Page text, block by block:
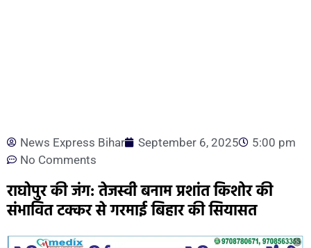
News Express Bihar September 6, 2025
5:00 pm
No Comments
राघोपुर की जंग: तेजस्वी बनाम प्रशांत किशोर की
संभावित टक्कर से गरमाई बिहार की सियासत